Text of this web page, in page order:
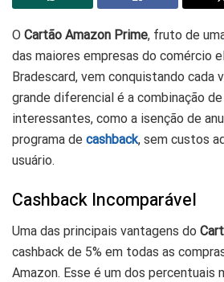
O Cartão Amazon Prime, fruto de
das maiores empresas do comércio
Bradescard, vem conquistando cada
grande diferencial é a combinação
interessantes, como a isenção de
programa de cashback, sem custos
usuário.
Cashback Incomparável
Uma das principais vantagens do
cashback de 5% em todas as
Amazon. Esse é um dos percentuais